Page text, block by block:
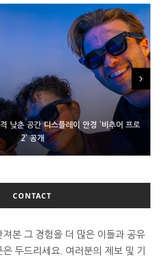
낮춘 공간 디스플레이 안경 ‘비추어 프로
2’ 공개
어치 아이폰18 프로세서 패키징 대기 중
반지형 스피커 준비하는 오픈AI
CONTACT
져본 그 경험을 더 많은 이들과 공유
두드리세요. 여러분의 제보 및 기